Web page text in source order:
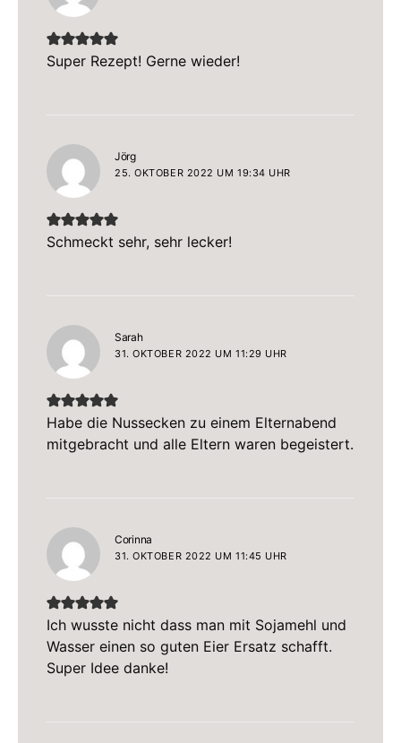
Super Rezept! Gerne wieder!
Jörgsagt:
25. OKTOBER 2022 UM 19:34 UHR
Schmeckt sehr, sehr lecker!
Sarahsagt:
31. OKTOBER 2022 UM 11:29 UHR
Habe die Nussecken zu einem Elternabend
mitgebracht und alle Eltern waren begeistert.
Corinna
31. OKTOBER 2022 UM 11:45 UHR
Ich wusste nicht dass man mit Sojamehl und
Wasser einen so guten Eier Ersatz schafft.
Super Idee danke!